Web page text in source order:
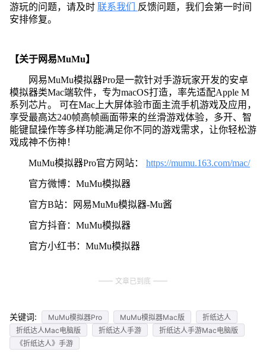
游玩的问题，请及时 联系我们
反馈问题，我们会第一时间
安排修复。
【关于网易MuMu】
网易MuMu模拟器Pro是一款针对手游玩家开发的安卓
模拟器类Mac端软件，专为macOS打造，率先适配Apple M
系列芯片。 可在Mac上大屏体验市面主流手机游戏及应用，
享受最高达240帧高帧画面带来的丝滑游戏体验，多开、智
能键鼠操作等多样功能满足你不同的游戏需求，让你轻松游
戏成神不伤神！
MuMu模拟器Pro官方网站： https://mumu.163.com/mac/
官方微博：MuMu模拟器
官方B站：网易MuMu模拟器-Mu酱
官方抖音：MuMu模拟器
官方小红书：MuMu模拟器
文章已到底
关键词: MuMu模拟器Pro MuMu模拟器Mac版
折纸达人
折纸达人Mac电脑版
折纸达人手游
折纸达人手游Mac电脑版
《折纸达人》手游